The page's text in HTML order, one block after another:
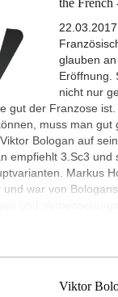
the French
glauben
Eröffnung.
nicht nur
gut der Franzose
muss man gut
Bologan auf
empfiehlt 3.Sc3 und
Markus
war von
Viktor